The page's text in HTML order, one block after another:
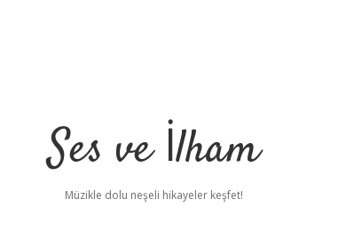
Ses ve İlham
Müzikle dolu neşeli hikayeler keşfet!